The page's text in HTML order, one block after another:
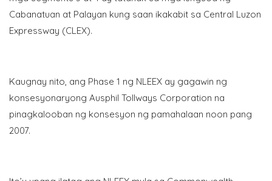
Cabanatuan at Palayan kung saan ikakabit sa Central Luzon
Expressway (CLEX).
Kaugnay nito, ang Phase 1 ng NLEEX ay gagawin ng
konsesyonaryong Ausphil Tollways Corporation na
pinagkalooban ng konsesyon ng pamahalaan noon pang
2007.